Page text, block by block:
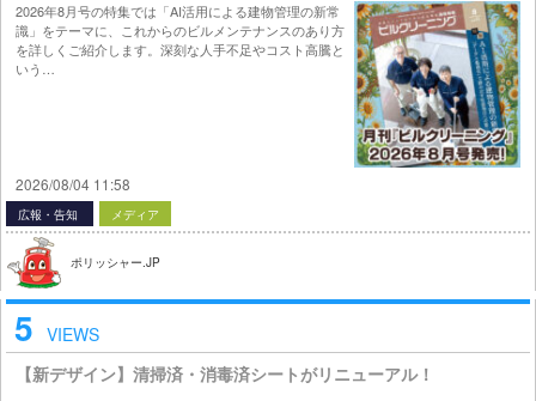
2026年8月号の特集では「AI活用による建物管理の新常
識」をテーマに、これからのビルメンテナンスのあり方
を詳しくご紹介します。深刻な人手不足やコスト高騰と
いう…
2026/08/04 11:58
広報・告知 メディア
ポリッシャー.JP
5 VIEWS
【新デザイン】清掃済・消毒済シートがリニューアル！